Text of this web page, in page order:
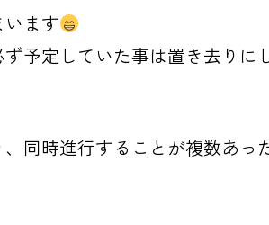
ます
予定していた事は置き去りに
同時進行することが複数あっ